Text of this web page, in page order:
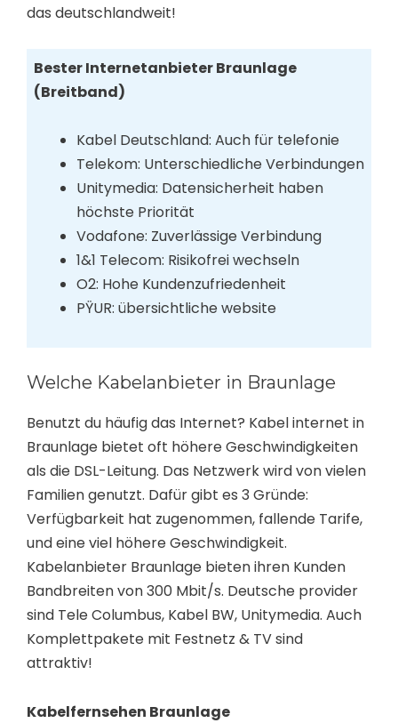
das deutschlandweit!
Bester Internetanbieter Braunlage
(Breitband)
Kabel Deutschland: Auch für telefonie
Telekom: Unterschiedliche Verbindungen
Unitymedia: Datensicherheit haben
höchste Priorität
Vodafone: Zuverlässige Verbindung
1&1 Telecom: Risikofrei wechseln
O2: Hohe Kundenzufriedenheit
PŸUR: übersichtliche website
Welche Kabelanbieter in Braunlage
Benutzt du häufig das Internet? Kabel internet in
Braunlage bietet oft höhere Geschwindigkeiten
als die DSL-Leitung. Das Netzwerk wird von vielen
Familien genutzt. Dafür gibt es 3 Gründe:
Verfügbarkeit hat zugenommen, fallende Tarife,
und eine viel höhere Geschwindigkeit.
Kabelanbieter Braunlage bieten ihren Kunden
Bandbreiten von 300 Mbit/s. Deutsche provider
sind Tele Columbus, Kabel BW, Unitymedia. Auch
Komplettpakete mit Festnetz & TV sind
attraktiv!
Kabelfernsehen Braunlage